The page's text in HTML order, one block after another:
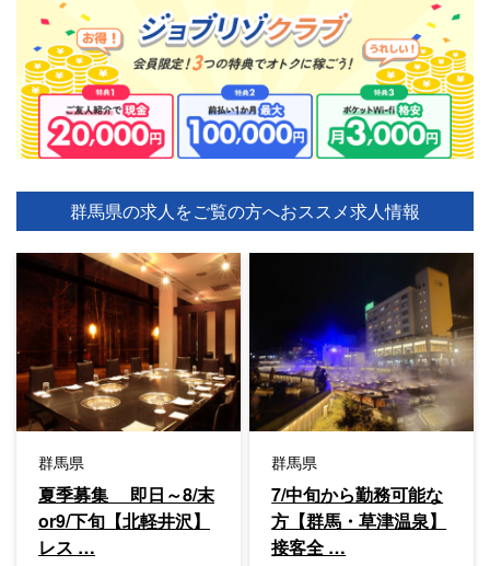
群馬県の求人をご覧の方へおススメ求人情報
群馬県
夏季募集 即日～8/末
or9/下旬【北軽井沢】
レス …
群馬県
7/中旬から勤務可能な
方【群馬・草津温泉】
接客全 …